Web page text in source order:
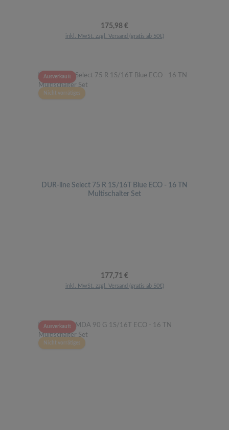
Regulärer Preis:
175,98 €
inkl. MwSt. zzgl. Versand (gratis ab 50€)
Ausverkauft
Nicht vorrätiges
DUR-line Select 75 R 1S/16T Blue ECO - 16 TN
Multischalter Set
Regulärer Preis:
177,71 €
inkl. MwSt. zzgl. Versand (gratis ab 50€)
Ausverkauft
Nicht vorrätiges